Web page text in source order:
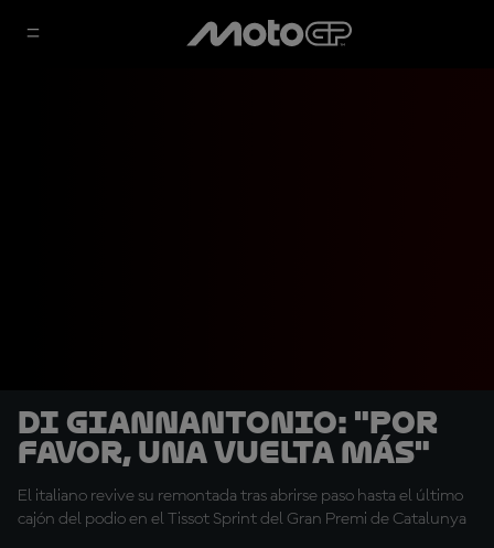
Di Giannantonio: "Por
favor, una vuelta más"
El italiano revive su remontada tras abrirse paso hasta el último
cajón del podio en el Tissot Sprint del Gran Premi de Catalunya